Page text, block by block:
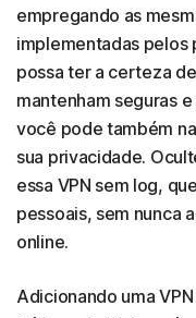
empregando as
implementadas pelos
possa ter a certeza
mantenham seguras
você pode também
sua privacidade.
essa VPN sem log,
pessoais, sem nunca
online.
Adicionando uma